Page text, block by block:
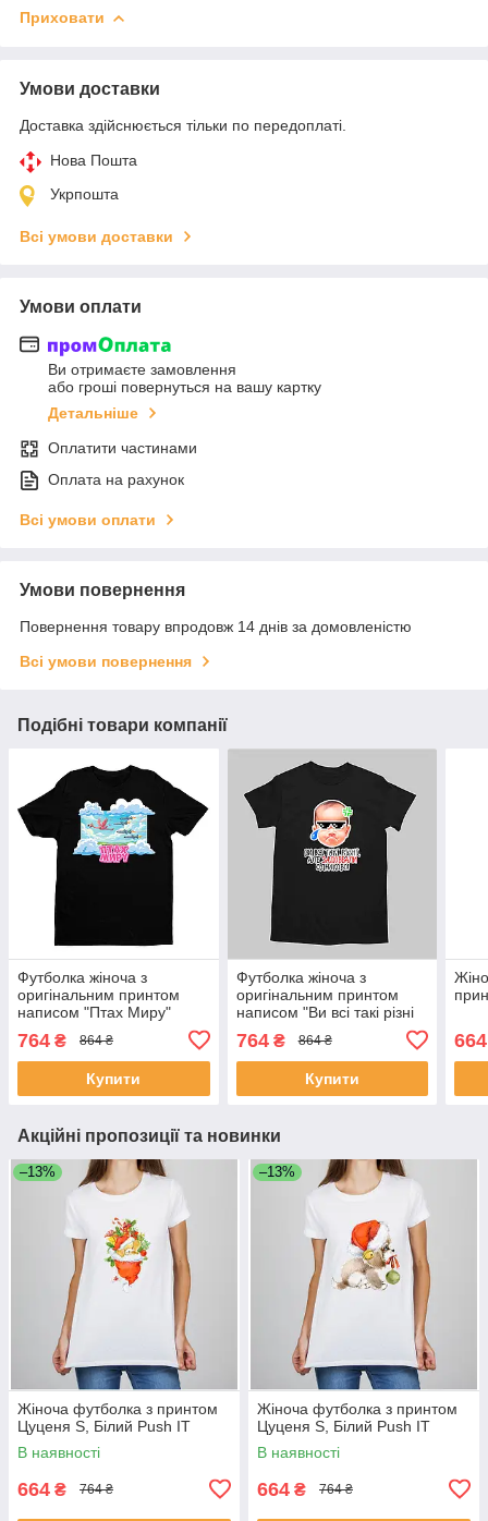
Приховати
Умови доставки
Доставка здійснюється тільки по передоплаті.
Нова Пошта
Укрпошта
Всі умови доставки
Умови оплати
Ви отримаєте замовлення
або гроші повернуться на вашу картку
Детальніше
Оплатити частинами
Оплата на рахунок
Всі умови оплати
Умови повернення
Повернення товару впродовж 14 днів за домовленістю
Всі умови повернення
Подібні товари компанії
Футболка жіноча з
оригінальним принтом
написом "Птах Миру"
764 ₴ 864 ₴
Купити
Футболка жіноча з
оригінальним принтом
написом "Ви всі такі різні
але задовбали однаково"
Чорний Push IT
764₴ 864 ₴
Купити
664
Акційні пропозиції та новинки
–13%
Жіноча футболка з принтом
Цуценя S, Білий Push IT
В наявності
664 ₴ 764 ₴
–13%
Жіноча футболка з принтом
Цуценя S, Білий Push IT
В наявності
664 ₴ 764 ₴